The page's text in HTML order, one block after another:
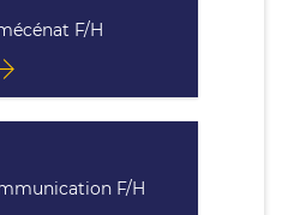
F/H
F/H